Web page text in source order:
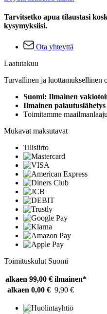
Tarvitsetko apua tilaustasi
kysymyksiisi.
Ota yhteyttä
Laatutakuu
Turvallinen ja luottamuksellinen
Suomi: Ilmainen
Ilmainen palautuslähetys
Toimitamme
Mukavat maksutavat
Tilisiirto
Toimituskulut Suomi
alkaen 99,00 € ilmainen*
alkaen 0,00 € 9,90 €